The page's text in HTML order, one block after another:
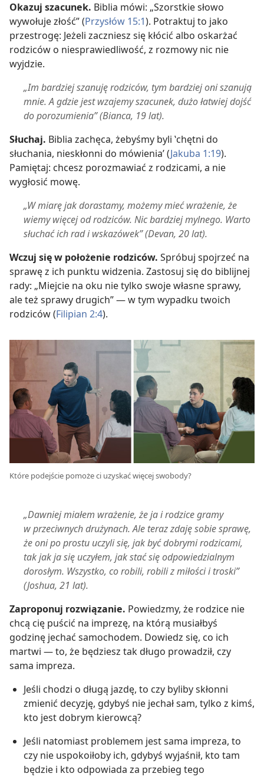
Okazuj szacunek. Biblia mówi: „Szorstkie słowo
wywołuje złość” (Przysłów 15:1). Potraktuj to jako
przestrogę: Jeżeli zaczniesz się kłócić albo oskarżać
rodziców o niesprawiedliwość, z rozmowy nic nie
wyjdzie.
„Im bardziej szanuję rodziców, tym bardziej oni szanują
mnie. A gdzie jest wzajemy szacunek, dużo łatwiej dojść
do porozumienia” (Bianca, 19 lat).
Słuchaj. Biblia zachęca, żebyśmy byli ‛chętni do
słuchania, nieskłonni do mówienia’ (Jakuba 1:19).
Pamiętaj: chcesz porozmawiać z rodzicami, a nie
wygłosić mowę.
„W miarę jak dorastamy, możemy mieć wrażenie, że
wiemy więcej od rodziców. Nic bardziej mylnego. Warto
słuchać ich rad i wskazówek” (Devan, 20 lat).
Wczuj się w położenie rodziców. Spróbuj spojrzeć na
sprawę z ich punktu widzenia. Zastosuj się do biblijnej
rady: „Miejcie na oku nie tylko swoje własne sprawy,
ale też sprawy drugich” — w tym wypadku twoich
rodziców (Filipian 2:4).
Które podejście pomoże ci uzyskać więcej swobody?
„Dawniej miałem wrażenie, że ja i rodzice gramy
w przeciwnych drużynach. Ale teraz zdaję sobie sprawę,
że oni po prostu uczyli się, jak być dobrymi rodzicami,
tak jak ja się uczyłem, jak stać się odpowiedzialnym
dorosłym. Wszystko, co robili, robili z miłości i troski”
(Joshua, 21 lat).
Zaproponuj rozwiązanie. Powiedzmy, że rodzice nie
chcą cię puścić na imprezę, na którą musiałbyś
godzinę jechać samochodem. Dowiedz się, co ich
martwi — to, że będziesz tak długo prowadził, czy
sama impreza.
Jeśli chodzi o długą jazdę, to czy byliby skłonni
zmienić decyzję, gdybyś nie jechał sam, tylko z kimś,
kto jest dobrym kierowcą?
Jeśli natomiast problemem jest sama impreza, to
czy nie uspokoiłoby ich, gdybyś wyjaśnił, kto tam
będzie i kto odpowiada za przebieg tego